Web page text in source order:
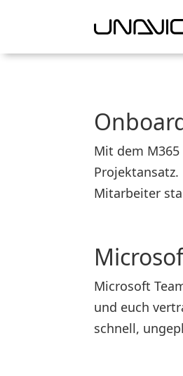
Mit dem
Mitarbeiter
Microsoft
und euch
schnell,